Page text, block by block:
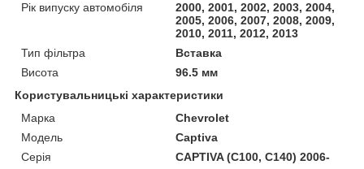
Рік випуску автомобіля
2000, 2001, 2002, 2003, 2004,
2005, 2006, 2007, 2008, 2009,
2010, 2011, 2012, 2013
Тип фільтра
Вставка
Висота
96.5 мм
Користувальницькі характеристики
Марка
Chevrolet
Модель
Captiva
Серія
CAPTIVA (C100, C140) 2006-